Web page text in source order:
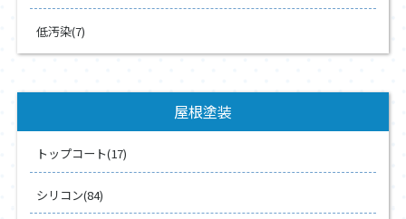
低汚染(7)
屋根塗装
トップコート(17)
シリコン(84)